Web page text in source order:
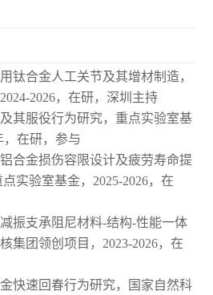
钛合金人工关节及其增材制造，
2026，在研，深圳主持
其服役行为研究，重点实验室基
，在研，参与
合金损伤容限设计及疲劳寿命提
实验室基金，2025-2026，在
振支承阻尼材料-结构-性能一体
集团领创项目，2023-2026，在
快速回春行为研究，国家自然科